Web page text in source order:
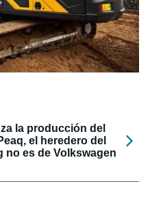
la producción del
el heredero del
no es de Volkswagen